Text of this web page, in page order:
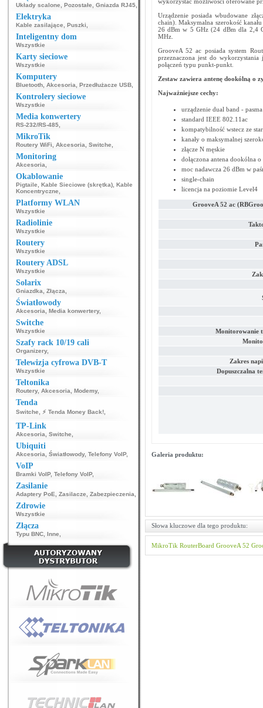
Układy scalone Pozostałe Gniazda RJ45
Elektryka
Kable zasilające Puszki
Inteligentny dom
Wszystkie
Karty sieciowe
Wszystkie
Komputery
Bluetooth Akcesoria Przedłużacze USB
Kontrolery sieciowe
Wszystkie
Media konwertery
RS-232/RS-485
MikroTik
Routery WiFi Akcesoria Switche
Monitoring
Akcesoria
Okablowanie
Pigtaile Kable Sieciowe (skrętka) Kable
Koncentryczne
Platformy WLAN
Wszystkie
Radiolinie
Wszystkie
Routery
Wszystkie
Routery ADSL
Wszystkie
Solarix
Gniazdka Złącza
Światłowody
Akcesoria Media konwertery,
Switche
Wszystkie
Szafy rack 10/19 cali
Organizery,
Telewizja cyfrowa DVB-T
Wszystkie
Teltonika
Routery, Akcesoria Modemy,
Tenda
Switche ⚡ Tenda Money Back!
TP-Link
Akcesoria Switche
Ubiquiti
Akcesoria Światłowody, Telefony VoIP,
VoIP
Bramki VoIP, Telefony VoIP,
Zasilanie
Adaptery PoE Zasilacze Zabezpieczenia
Zdrowie
Wszystkie
Złącza
Typu BNC Inne
Urządzenie posiada wbudowane
chain). Maksymalna szerokość
26 dBm w 5 GHz (24 dBm dla 2,4
MHz.
GrooveA 52 ac posiada system
przeznaczona jest do
połączeń typu punkt-punkt.
Zestaw zawiera antenę dookólną o
Najważniejsze cechy:
urządzenie dual band -
standard IEEE 802.11ac
kompatybilność wstecz ze
kanały o maksymalnej
złącze N męskie
dołączona antena dookólna
moc nadawcza 26 dBm w
single-chain
licencja na poziomie Level4
GrooveA 52 ac
Monitorowanie
Zakres
Dopuszczalna
Galeria produktu:
Słowa kluczowe dla tego produktu:
MikroTik RouterBoard GrooveA 52